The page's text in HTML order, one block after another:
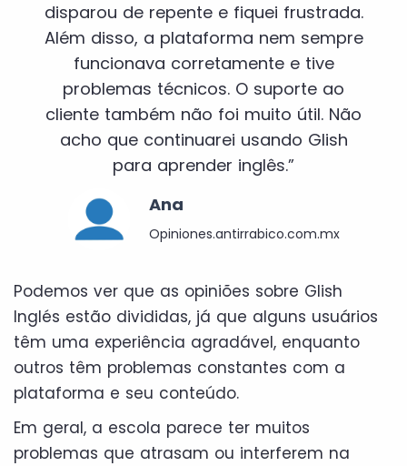
disparou de repente e fiquei frustrada.
Além disso, a plataforma nem sempre
funcionava corretamente e tive
problemas técnicos. O suporte ao
cliente também não foi muito útil. Não
acho que continuarei usando Glish
para aprender inglês.”
Ana
Opiniones.antirrabico.com.mx
Podemos ver que as opiniões sobre Glish
Inglés estão divididas, já que alguns usuários
têm uma experiência agradável, enquanto
outros têm problemas constantes com a
plataforma e seu conteúdo.
Em geral, a escola parece ter muitos
problemas que atrasam ou interferem na